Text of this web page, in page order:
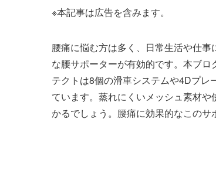
※本記事は広告を含みます。
腰痛に悩む方は多く、日常生活や仕
な腰サポーターが有効的です。本ブ
テクトは8個の滑車システムや4Dプレ
ています。蒸れにくいメッシュ素材
かるでしょう。腰痛に効果的なこのサ